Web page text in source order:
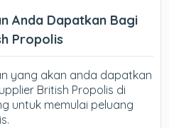
Anda Dapatkan Bagi
Propolis
yang akan anda dapatkan
British Propolis di
untuk memulai peluang